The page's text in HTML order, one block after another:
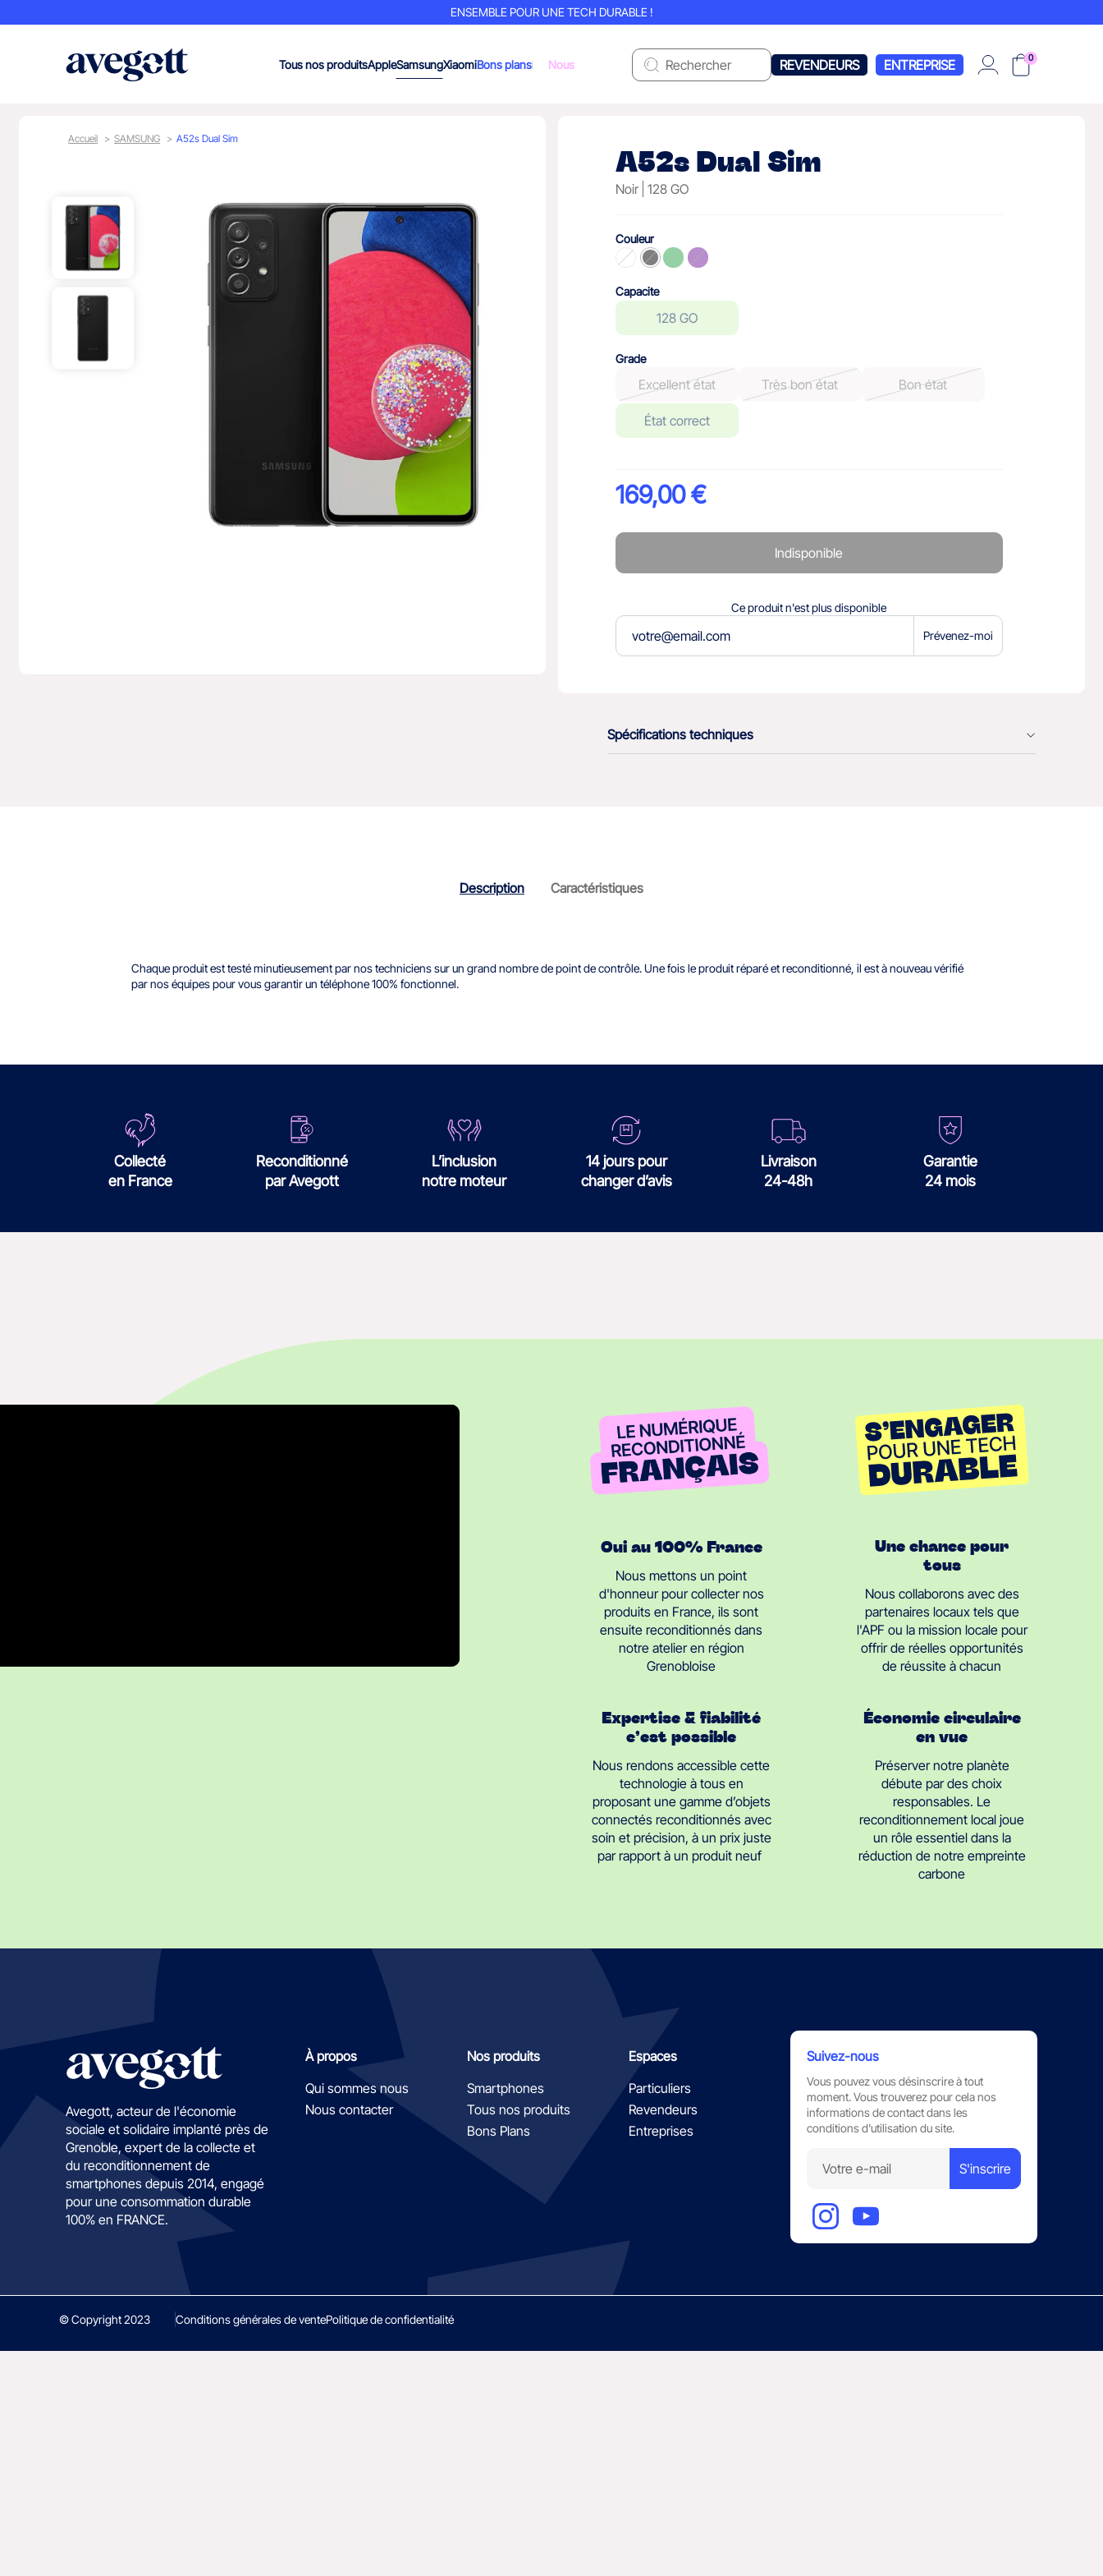
ENSEMBLE POUR UNE TECH DURABLE !
Tous nos produitsAppleSamsungXiaomiBons plans Nous REVENDEURS ENTREPRISE 0
Accueil SAMSUNG A52s Dual Sim
A52s Dual Sim
Noir 128 GO
Couleur
Capacite
128 GO
Grade
Excellent état Très bon état Bon état
État correct
169,00 €
Indisponible
Ce produit n'est plus disponible
Prévenez-moi
Spécifications techniques
Description Caractéristiques
Chaque produit est testé minutieusement par nos techniciens sur un grand nombre de point de contrôle. Une fois le produit réparé et reconditionné, il est à nouveau vérifié
par nos équipes pour vous garantir un téléphone 100% fonctionnel.
Collecté
en France
Reconditionné
par Avegott
L’inclusion
notre moteur
14 jours pour
changer d’avis
Livraison
24-48h
Garantie
24 mois
Oui au 100% France
Nous mettons un point
d'honneur pour collecter nos
produits en France, ils sont
ensuite reconditionnés dans
notre atelier en région
Grenobloise
Expertise & fiabilité
c’est possible
Nous rendons accessible cette
technologie à tous en
proposant une gamme d’objets
connectés reconditionnés avec
soin et précision, à un prix juste
par rapport à un produit neuf
Une chance pour
tous
Nous collaborons avec des
partenaires locaux tels que
l'APF ou la mission locale pour
offrir de réelles opportunités
de réussite à chacun
Économie circulaire
en vue
Préserver notre planète
débute par des choix
responsables. Le
reconditionnement local joue
un rôle essentiel dans la
réduction de notre empreinte
carbone
Avegott, acteur de l'économie
sociale et solidaire implanté près de
Grenoble, expert de la collecte et
du reconditionnement de
smartphones depuis 2014, engagé
pour une consommation durable
100% en FRANCE.
À propos
Qui sommes nous
Nous contacter
Nos produits
Smartphones
Tous nos produits
Bons Plans
Espaces
Particuliers
Revendeurs
Entreprises
Suivez-nous
Vous pouvez vous désinscrire à tout
moment. Vous trouverez pour cela nos
informations de contact dans les
conditions d'utilisation du site.
S'inscrire
© Copyright 2023 Conditions générales de ventePolitique de confidentialité